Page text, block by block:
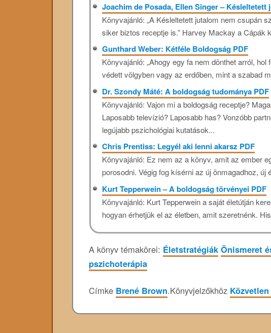
Joachim de Posada, Ellen Singer – Késleltetett
Könyvajánló: „A Késleltetett jutalom nem csupán
siker biztos receptje is.” Harvey Mackay a Cápák
Gunthard Weber: Kétféle Boldogság PDF
Könyvajánló: „Ahogy egy fa nem dönthet arról,
védett völgyben vagy az erdőben, mint a szabad
Dr. Szondy Máté: A boldogság tudománya PDF
Könyvajánló: Vajon mi a boldogság receptje?
Laposabb televízió? Laposabb has? Vonzóbb
legújabb pszichológiai kutatások...
Chris Prentiss: Legyél aki lenni akarsz PDF
Könyvajánló: Ez nem az a könyv, amit az ember
porosodni. Végig fog kísérni az új önmagadhoz, új
Kurt Tepperwein – A boldogság törvényei PDF
Könyvajánló: Kurt Tepperwein a saját életútján
hogyan érhetjük el az életben, amit szeretnénk.
A könyv témakörei: Életstratégiák Önismeret
pszichoterápia
Címke Brené Brown.Könyvjelzőkhöz